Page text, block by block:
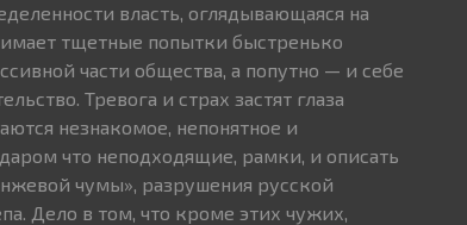
власть, оглядывающаяся на
тщетные попытки быстренько
части общества, а попутно — и себе
Тревога и страх застят глаза
незнакомое, непонятное и
что неподходящие, рамки, и описать
чумы», разрушения русской
Дело в том, что кроме этих чужих,